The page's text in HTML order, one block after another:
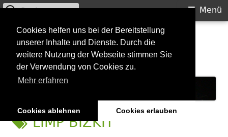
Cookies helfen uns bei der Bereitstellung
unserer Inhalte und Dienste. Durch die
weitere Nutzung der Webseite stimmen Sie
der Verwendung von Cookies zu.
Mehr erfahren
Cookies ablehnen Cookies erlauben
Springe
Inhalt
Starkilla
Konzertberichte und mehr
Primäres
Menü
Menü
Suchen
SCHLAGWORT:
LIMP BIZKIT